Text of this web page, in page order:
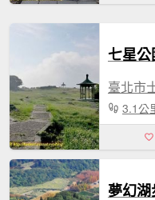
七星
臺北市
3.1公
夢幻